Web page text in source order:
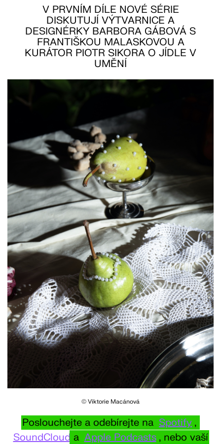
V PRVNÍM DÍLE NOVÉ SÉRIE
DISKUTUJÍ VÝTVARNICE A
DESIGNÉRKY BARBORA GÁBOVÁ S
FRANTIŠKOU MALASKOVOU A
KURÁTOR PIOTR SIKORA O JÍDLE V
UMĚNÍ
© Viktorie Macánová
Poslouchejte a odebírejte na Spotify ,
SoundCloud a Apple Podcasts , nebo vaší